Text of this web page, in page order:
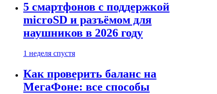
5 смартфонов с поддержкой
microSD и разъёмом для
наушников в 2026 году
1 неделя спустя
Как проверить баланс на
МегаФоне: все способы